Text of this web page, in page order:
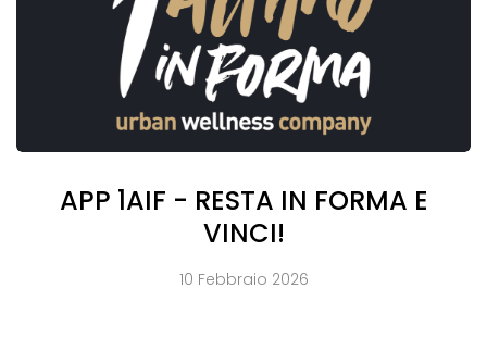
APP 1AIF - RESTA IN FORMA E
VINCI!
10 Febbraio 2026